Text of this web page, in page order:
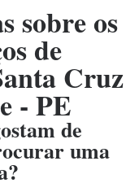
sobre os
de
Cruz
- PE
de
uma